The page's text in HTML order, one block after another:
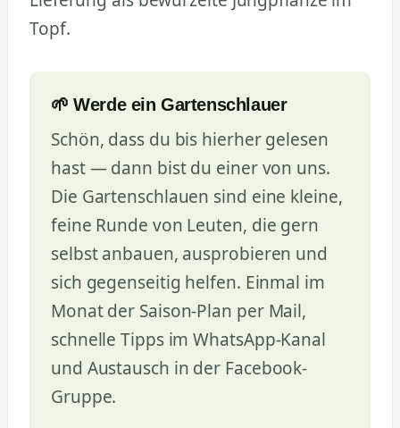
Topf.
🌱 Werde ein Gartenschlauer
Schön, dass du bis hierher gelesen
hast — dann bist du einer von uns.
Die Gartenschlauen sind eine kleine,
feine Runde von Leuten, die gern
selbst anbauen, ausprobieren und
sich gegenseitig helfen. Einmal im
Monat der Saison-Plan per Mail,
schnelle Tipps im WhatsApp-Kanal
und Austausch in der Facebook-
Gruppe.